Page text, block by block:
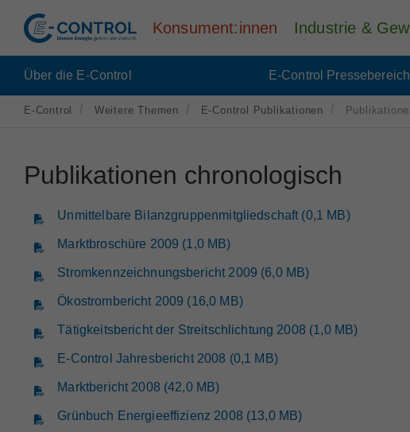
Konsument:innen Industrie &
Über die E-Control E-Control Pressebereich
E-Control Weitere Themen E-Control Publikationen
Publikationen chronologisch
Unmittelbare Bilanzgruppenmitgliedschaft (0,1 MB)
Marktbroschüre 2009 (1,0 MB)
Stromkennzeichnungsbericht 2009 (6,0 MB)
Ökostrombericht 2009 (16,0 MB)
Tätigkeitsbericht der Streitschlichtung 2008 (1,0 MB)
E-Control Jahresbericht 2008 (0,1 MB)
Marktbericht 2008 (42,0 MB)
Grünbuch Energieeffizienz 2008 (13,0 MB)